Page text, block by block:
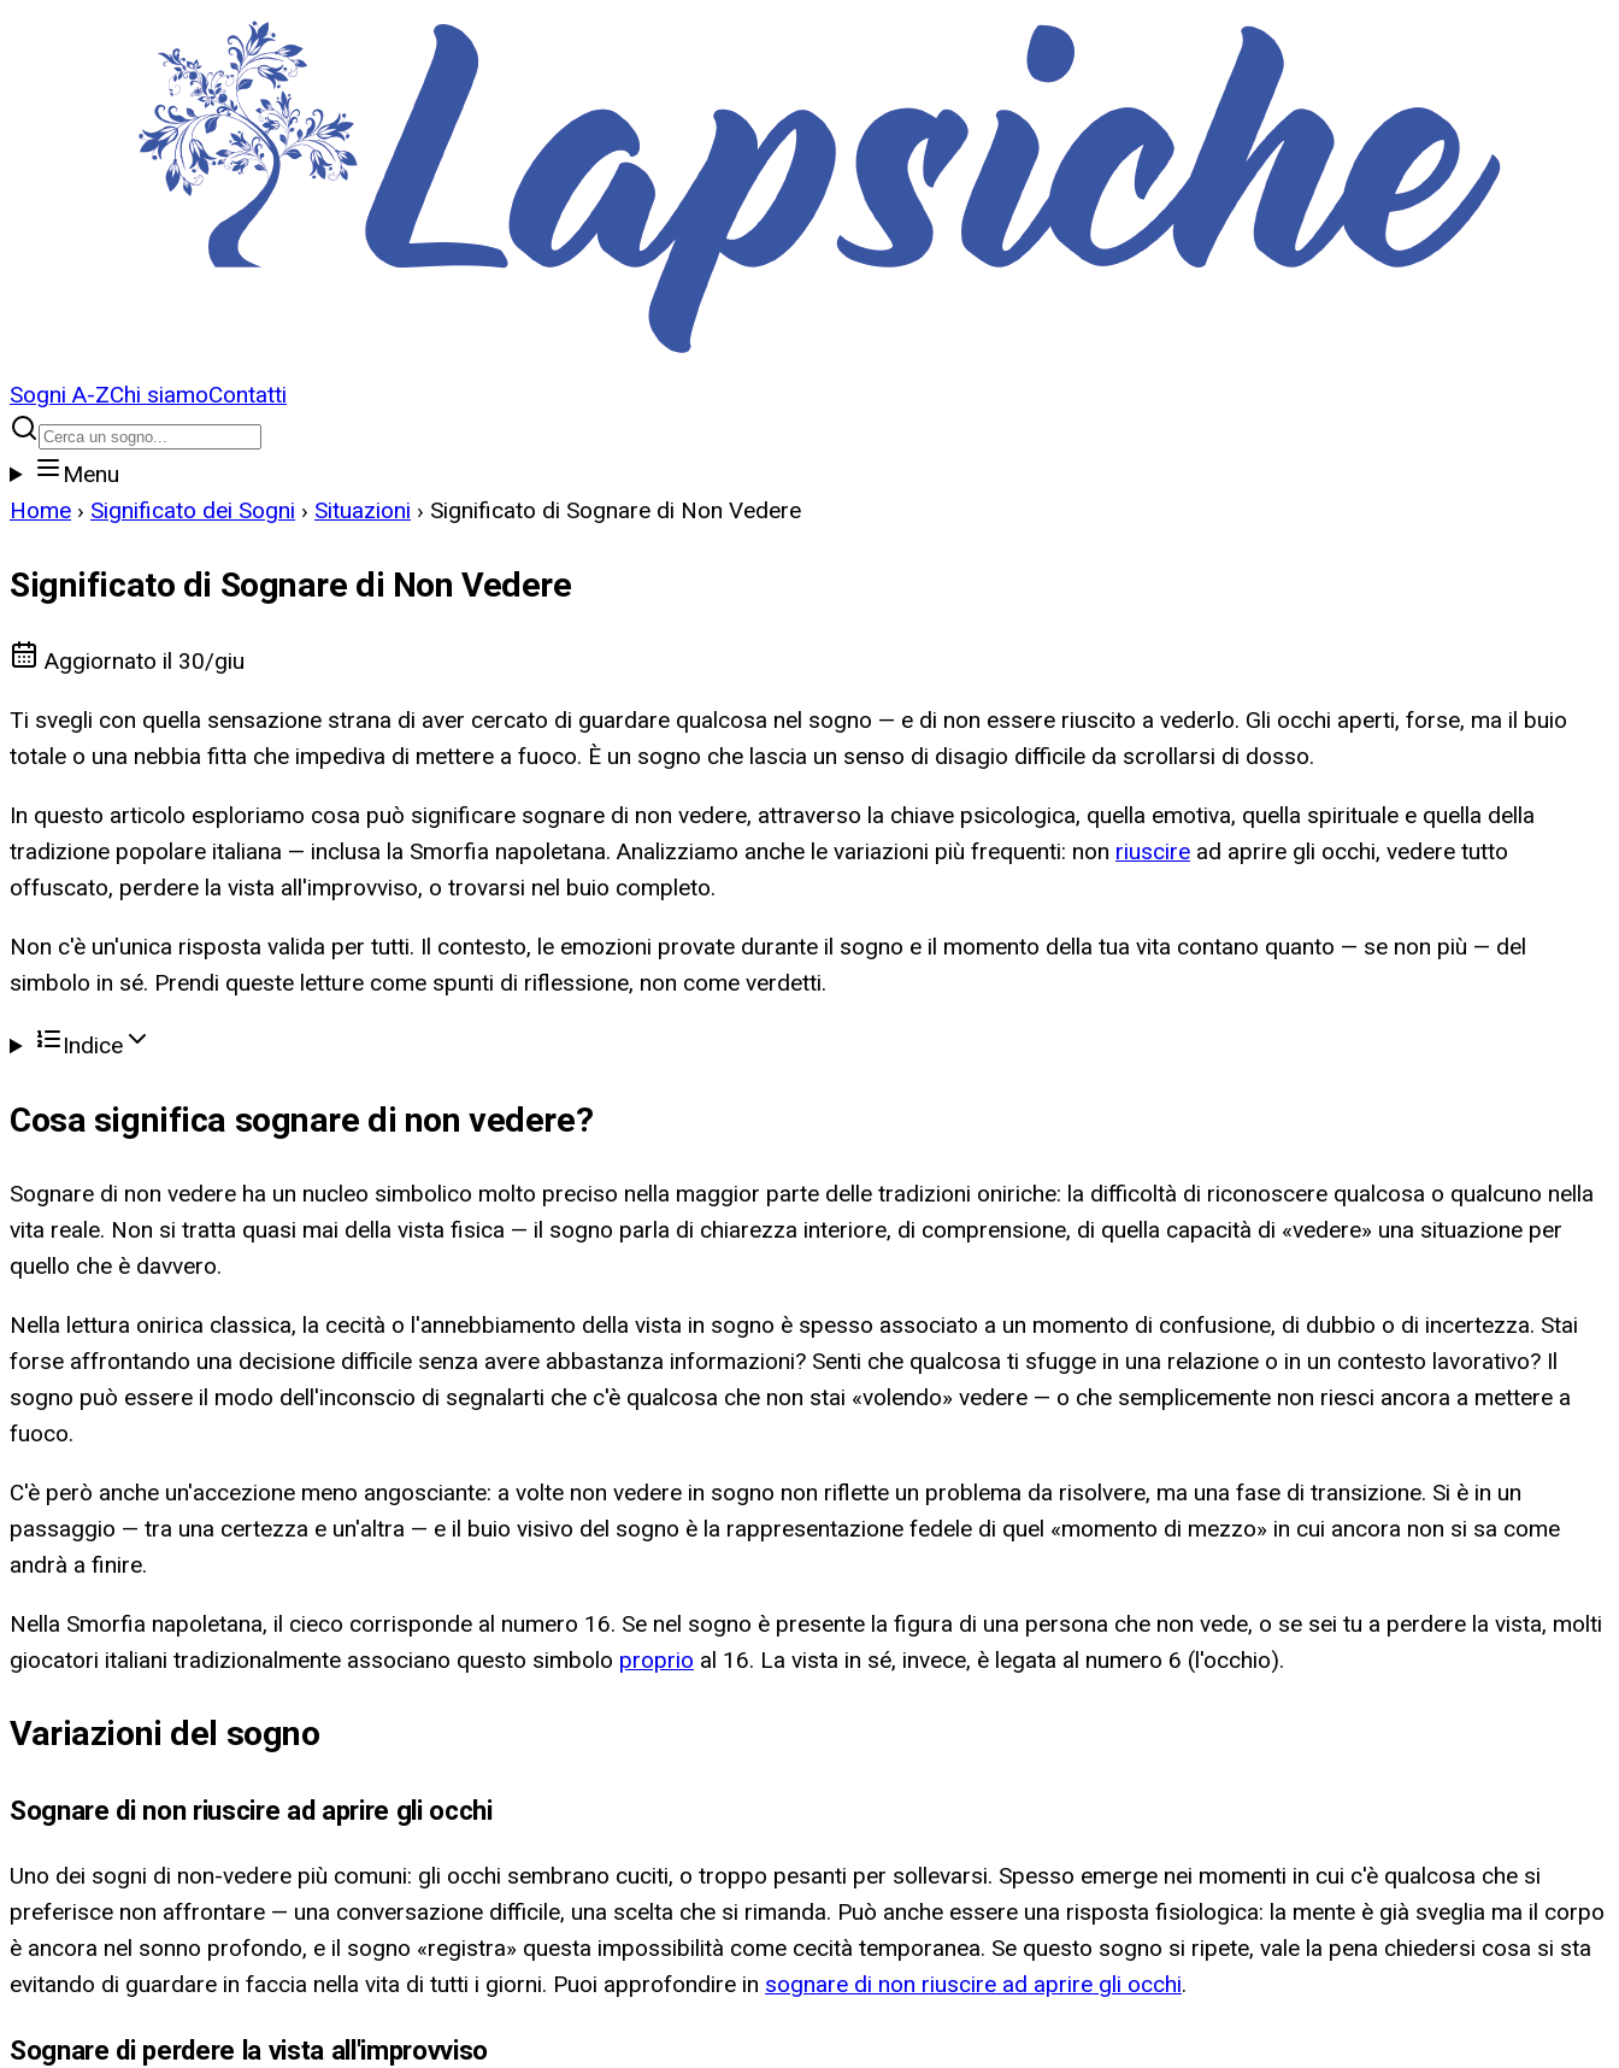
Sogni A-ZChi siamoContatti
Menu
Home › Significato dei Sogni › Situazioni › Significato di Sognare di Non Vedere
Significato di Sognare di Non Vedere
Aggiornato il 30/giu
Ti svegli con quella sensazione strana di aver cercato di guardare qualcosa nel sogno — e di non essere riuscito a vederlo. Gli occhi aperti, forse, ma il buio
totale o una nebbia fitta che impediva di mettere a fuoco. È un sogno che lascia un senso di disagio difficile da scrollarsi di dosso.
In questo articolo esploriamo cosa può significare sognare di non vedere, attraverso la chiave psicologica, quella emotiva, quella spirituale e quella della
tradizione popolare italiana — inclusa la Smorfia napoletana. Analizziamo anche le variazioni più frequenti: non riuscire ad aprire gli occhi, vedere tutto
offuscato, perdere la vista all'improvviso, o trovarsi nel buio completo.
Non c'è un'unica risposta valida per tutti. Il contesto, le emozioni provate durante il sogno e il momento della tua vita contano quanto — se non più — del
simbolo in sé. Prendi queste letture come spunti di riflessione, non come verdetti.
Indice
Cosa significa sognare di non vedere?
Sognare di non vedere ha un nucleo simbolico molto preciso nella maggior parte delle tradizioni oniriche: la difficoltà di riconoscere qualcosa o qualcuno nella
vita reale. Non si tratta quasi mai della vista fisica — il sogno parla di chiarezza interiore, di comprensione, di quella capacità di «vedere» una situazione per
quello che è davvero.
Nella lettura onirica classica, la cecità o l'annebbiamento della vista in sogno è spesso associato a un momento di confusione, di dubbio o di incertezza. Stai
forse affrontando una decisione difficile senza avere abbastanza informazioni? Senti che qualcosa ti sfugge in una relazione o in un contesto lavorativo? Il
sogno può essere il modo dell'inconscio di segnalarti che c'è qualcosa che non stai «volendo» vedere — o che semplicemente non riesci ancora a mettere a
fuoco.
C'è però anche un'accezione meno angosciante: a volte non vedere in sogno non riflette un problema da risolvere, ma una fase di transizione. Si è in un
passaggio — tra una certezza e un'altra — e il buio visivo del sogno è la rappresentazione fedele di quel «momento di mezzo» in cui ancora non si sa come
andrà a finire.
Nella Smorfia napoletana, il cieco corrisponde al numero 16. Se nel sogno è presente la figura di una persona che non vede, o se sei tu a perdere la vista, molti
giocatori italiani tradizionalmente associano questo simbolo proprio al 16. La vista in sé, invece, è legata al numero 6 (l'occhio).
Variazioni del sogno
Sognare di non riuscire ad aprire gli occhi
Uno dei sogni di non-vedere più comuni: gli occhi sembrano cuciti, o troppo pesanti per sollevarsi. Spesso emerge nei momenti in cui c'è qualcosa che si
preferisce non affrontare — una conversazione difficile, una scelta che si rimanda. Può anche essere una risposta fisiologica: la mente è già sveglia ma il corpo
è ancora nel sonno profondo, e il sogno «registra» questa impossibilità come cecità temporanea. Se questo sogno si ripete, vale la pena chiedersi cosa si sta
evitando di guardare in faccia nella vita di tutti i giorni. Puoi approfondire in sognare di non riuscire ad aprire gli occhi.
Sognare di perdere la vista all'improvviso